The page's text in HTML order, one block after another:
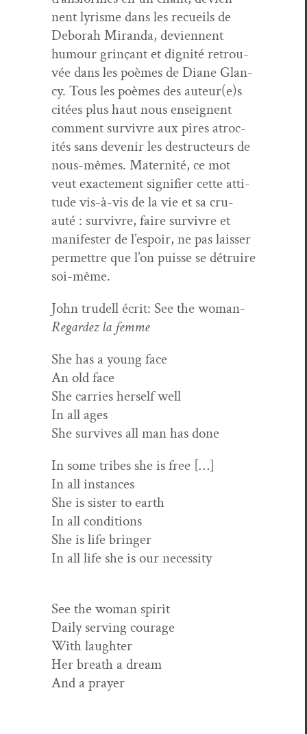
nent lyrisme dans les recueils de
Deb­o­rah Miran­da, devi­en­nent
humour grinçant et dig­nité retrou­
vée dans les poèmes de Diane Glan­
cy. Tous les poèmes des auteur(e)s
citées plus haut nous enseignent
com­ment sur­vivre aux pires atroc­
ités sans devenir les destruc­teurs de
nous-mêmes. Mater­nité, ce mot
veut exacte­ment sig­ni­fi­er cette atti­
tude vis-à-vis de la vie et sa cru­
auté : sur­vivre, faire sur­vivre et
man­i­fester de l’espoir, ne pas laiss­er
per­me­t­tre que l’on puisse se détru­ire
soi-même.
John trudell écrit: See the woman-
Regardez la femme
She has a young face
An old face
She car­ries her­self well
In all ages
She sur­vives all man has done
In some tribes she is free […]
In all instances
She is sis­ter to earth
In all conditions
She is life bringer
In all life she is our necessity
See the woman spirit
Dai­ly serv­ing courage
With laughter
Her breath a dream
And a prayer